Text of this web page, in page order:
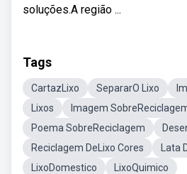
soluções.A região ...
Tags
CartazLixo SepararO Lixo
Lixos
Imagem
Poema SobreReciclagem
Reciclagem DeLixo Cores
Lata
LixoDomestico
LixoQuimico